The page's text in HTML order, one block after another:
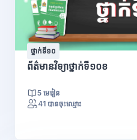
ថ្នាក់ទី១០
ព័ត៌មានវិទ្យាថ្នាក់ទី១០ខ
5 មេរៀន
41 បានចុះឈ្មោះ